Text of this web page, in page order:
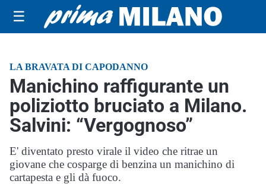
☰
LA BRAVATA DI CAPODANNO
Manichino raffigurante un
poliziotto bruciato a Milano.
Salvini: “Vergognoso”
E' diventato presto virale il video che ritrae un
giovane che cosparge di benzina un manichino di
cartapesta e gli dà fuoco.